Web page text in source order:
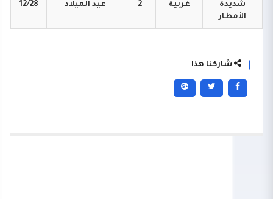
شديدة
الأمطار
غربية 2 عيد الميلاد 12/28
شاركنا هذا